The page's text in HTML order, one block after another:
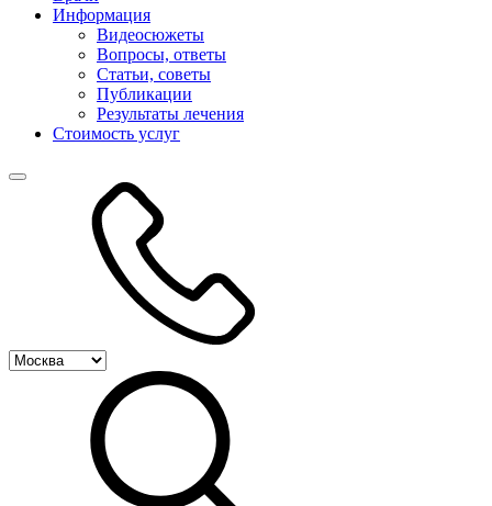
Информация
Видеосюжеты
Вопросы, ответы
Статьи, советы
Публикации
Результаты лечения
Стоимость услуг